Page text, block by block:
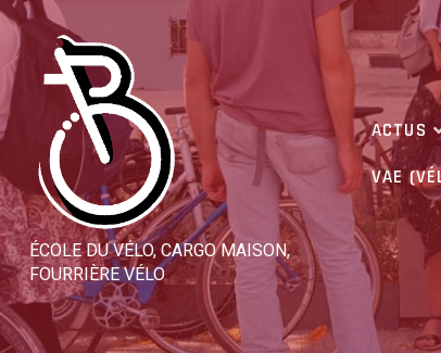
Skip
content
ÉCOLE DU VÉLO, CARGO MAISON,
FOURRIÈRE VÉLO
ACTUS
VAE